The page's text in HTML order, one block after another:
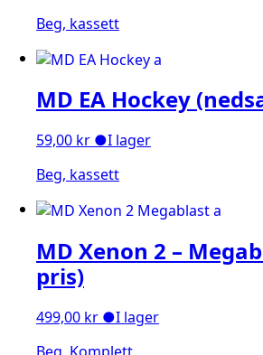
Beg, kassett
MD EA Hockey
59,00 kr ●I lager
Beg, kassett
MD Xenon 2 –
pris)
499,00 kr ●I lager